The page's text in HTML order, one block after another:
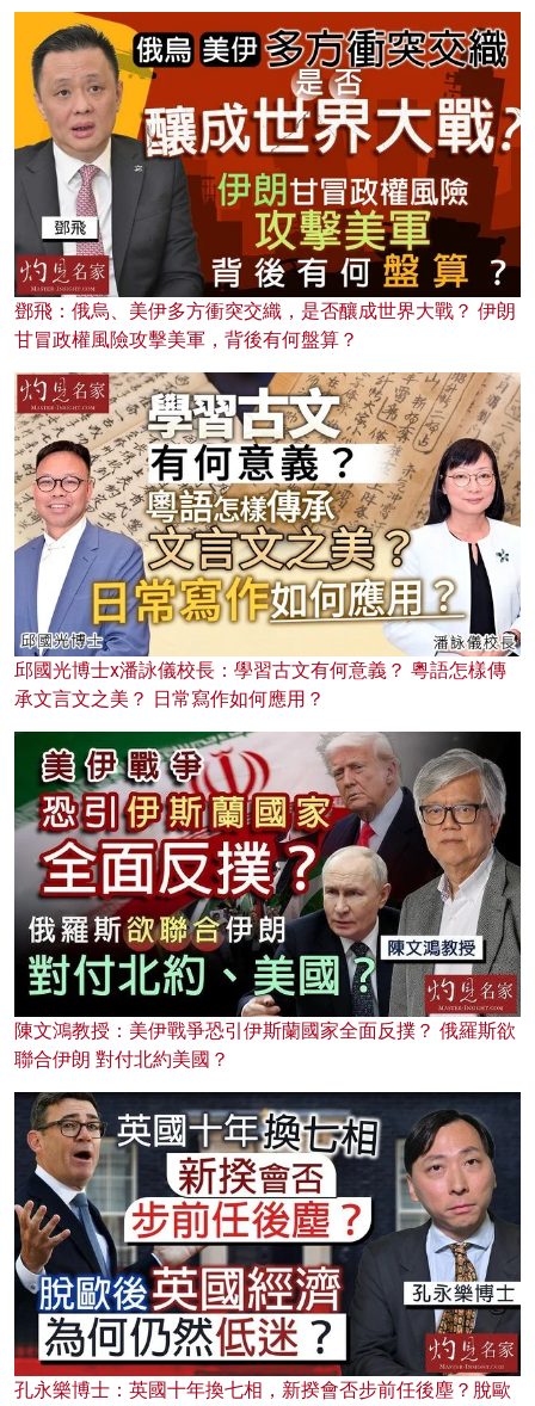
鄧飛：俄烏、美伊多方衝突交織，是否釀成世界大戰？ 伊朗
甘冒政權風險攻擊美軍，背後有何盤算？
邱國光博士x潘詠儀校長：學習古文有何意義？ 粵語怎樣傳
承文言文之美？ 日常寫作如何應用？
陳文鴻教授：美伊戰爭恐引伊斯蘭國家全面反撲？ 俄羅斯欲
聯合伊朗 對付北約美國？
孔永樂博士：英國十年換七相，新揆會否步前任後塵？脫歐